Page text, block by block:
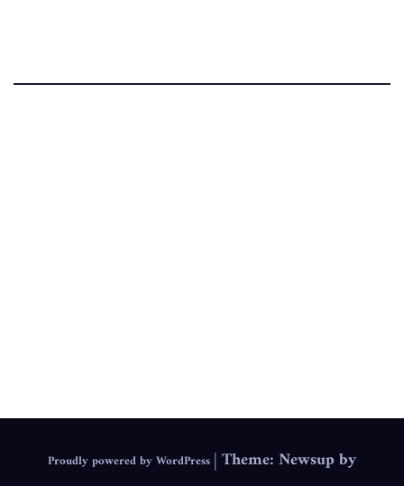
Proudly powered by WordPress |Theme: Newsup by